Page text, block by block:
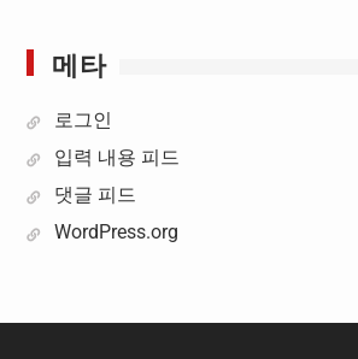
메타
로그인
입력 내용 피드
댓글 피드
WordPress.org